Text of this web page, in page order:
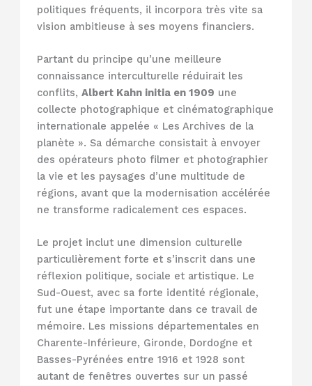
politiques fréquents, il incorpora très vite sa
vision ambitieuse à ses moyens financiers.
Partant du principe qu’une meilleure
connaissance interculturelle réduirait les
conflits,Albert Kahn initia en 1909 une
collecte photographique et cinématographique
internationale appelée « Les Archives de la
planète ». Sa démarche consistait à envoyer
des opérateurs photo filmer et photographier
la vie et les paysages d’une multitude de
régions, avant que la modernisation accélérée
ne transforme radicalement ces espaces.
Le projet inclut une dimension culturelle
particulièrement forte et s’inscrit dans une
réflexion politique, sociale et artistique. Le
Sud-Ouest, avec sa forte identité régionale,
fut une étape importante dans ce travail de
mémoire. Les missions départementales en
Charente-Inférieure, Gironde, Dordogne et
Basses-Pyrénées entre 1916 et 1928 sont
autant de fenêtres ouvertes sur un passé